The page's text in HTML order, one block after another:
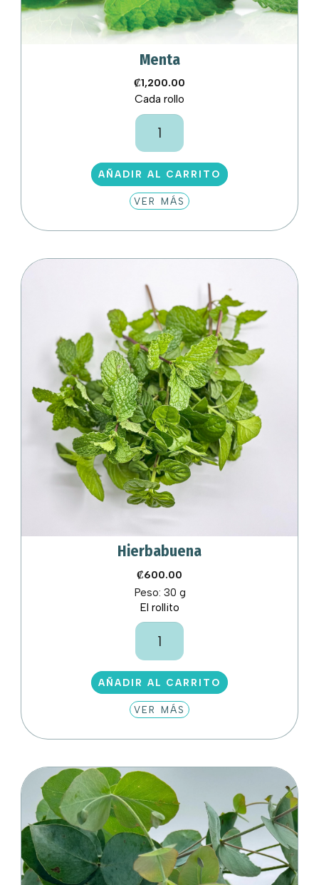
Menta
₡1,200.00
Cada rollo
Menta
cantidad
AÑADIR AL CARRITO
VER MÁS
Hierbabuena
₡600.00
Peso: 30 g
El rollito
Hierbabuena
cantidad
AÑADIR AL CARRITO
VER MÁS